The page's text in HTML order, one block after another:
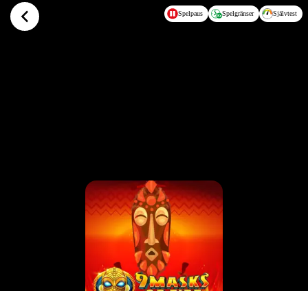
Hoppa till huvudinnehållet Spelpaus Spelgränser Självtest